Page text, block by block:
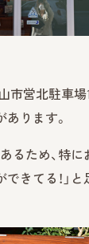
山市営北駐車
ります。
るため、特に
きてる！」